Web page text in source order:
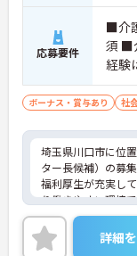
応募要件
■介
須 ■
経験
ボーナス・賞与あり 社
埼玉県川口市に位
ター長候補）の募集
福利厚生が充実し
り働きやすい環境
ご興味ある方には
詳細をお話しいた
い！
詳細